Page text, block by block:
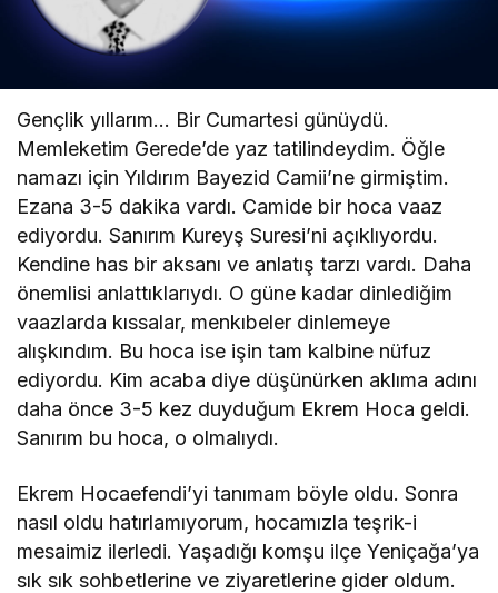
Metin Apaydın
"Sakat Sakat Zekatlar"
Ferhat Çetinoğlu
"Bir Gün, Bir Ömür: Emeklilikte Adalet"
Ferhat Çetinoğlu
"Bir İnsan Önce Haramı Helali Bilecek"
Gençlik yıllarım… Bir Cumartesi günüydü.
Memleketim Gerede’de yaz tatilindeydim. Öğle
namazı için Yıldırım Bayezid Camii’ne girmiştim.
Ezana 3-5 dakika vardı. Camide bir hoca vaaz
ediyordu. Sanırım Kureyş Suresi’ni açıklıyordu.
Kendine has bir aksanı ve anlatış tarzı vardı. Daha
önemlisi anlattıklarıydı. O güne kadar dinlediğim
vaazlarda kıssalar, menkıbeler dinlemeye
alışkındım. Bu hoca ise işin tam kalbine nüfuz
ediyordu. Kim acaba diye düşünürken aklıma adını
daha önce 3-5 kez duyduğum Ekrem Hoca geldi.
Sanırım bu hoca, o olmalıydı.
Ekrem Hocaefendi’yi tanımam böyle oldu. Sonra
nasıl oldu hatırlamıyorum, hocamızla teşrik-i
mesaimiz ilerledi. Yaşadığı komşu ilçe Yeniçağa’ya
sık sık sohbetlerine ve ziyaretlerine gider oldum.